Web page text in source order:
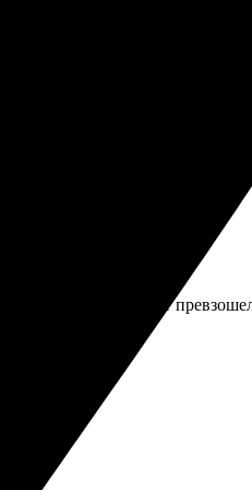
чуть не порезалась, когда
забрал. Результат